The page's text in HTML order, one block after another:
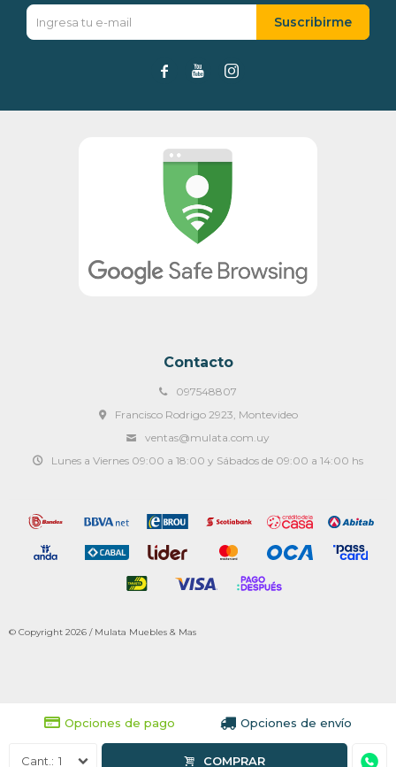
Opciones de pago Opciones de envío
COMPRAR
1
Contacto
097548807
Francisco Rodrigo 2923, Montevideo
ventas@mulata.com.uy
Lunes a Viernes 09:00 a 18:00 y Sábados de 09:00 a 14:00 hs
Suscribirme
  
© Copyright 2026 / Mulata Muebles & Mas